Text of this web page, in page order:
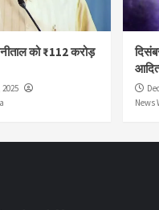
को ₹112 करोड़
News